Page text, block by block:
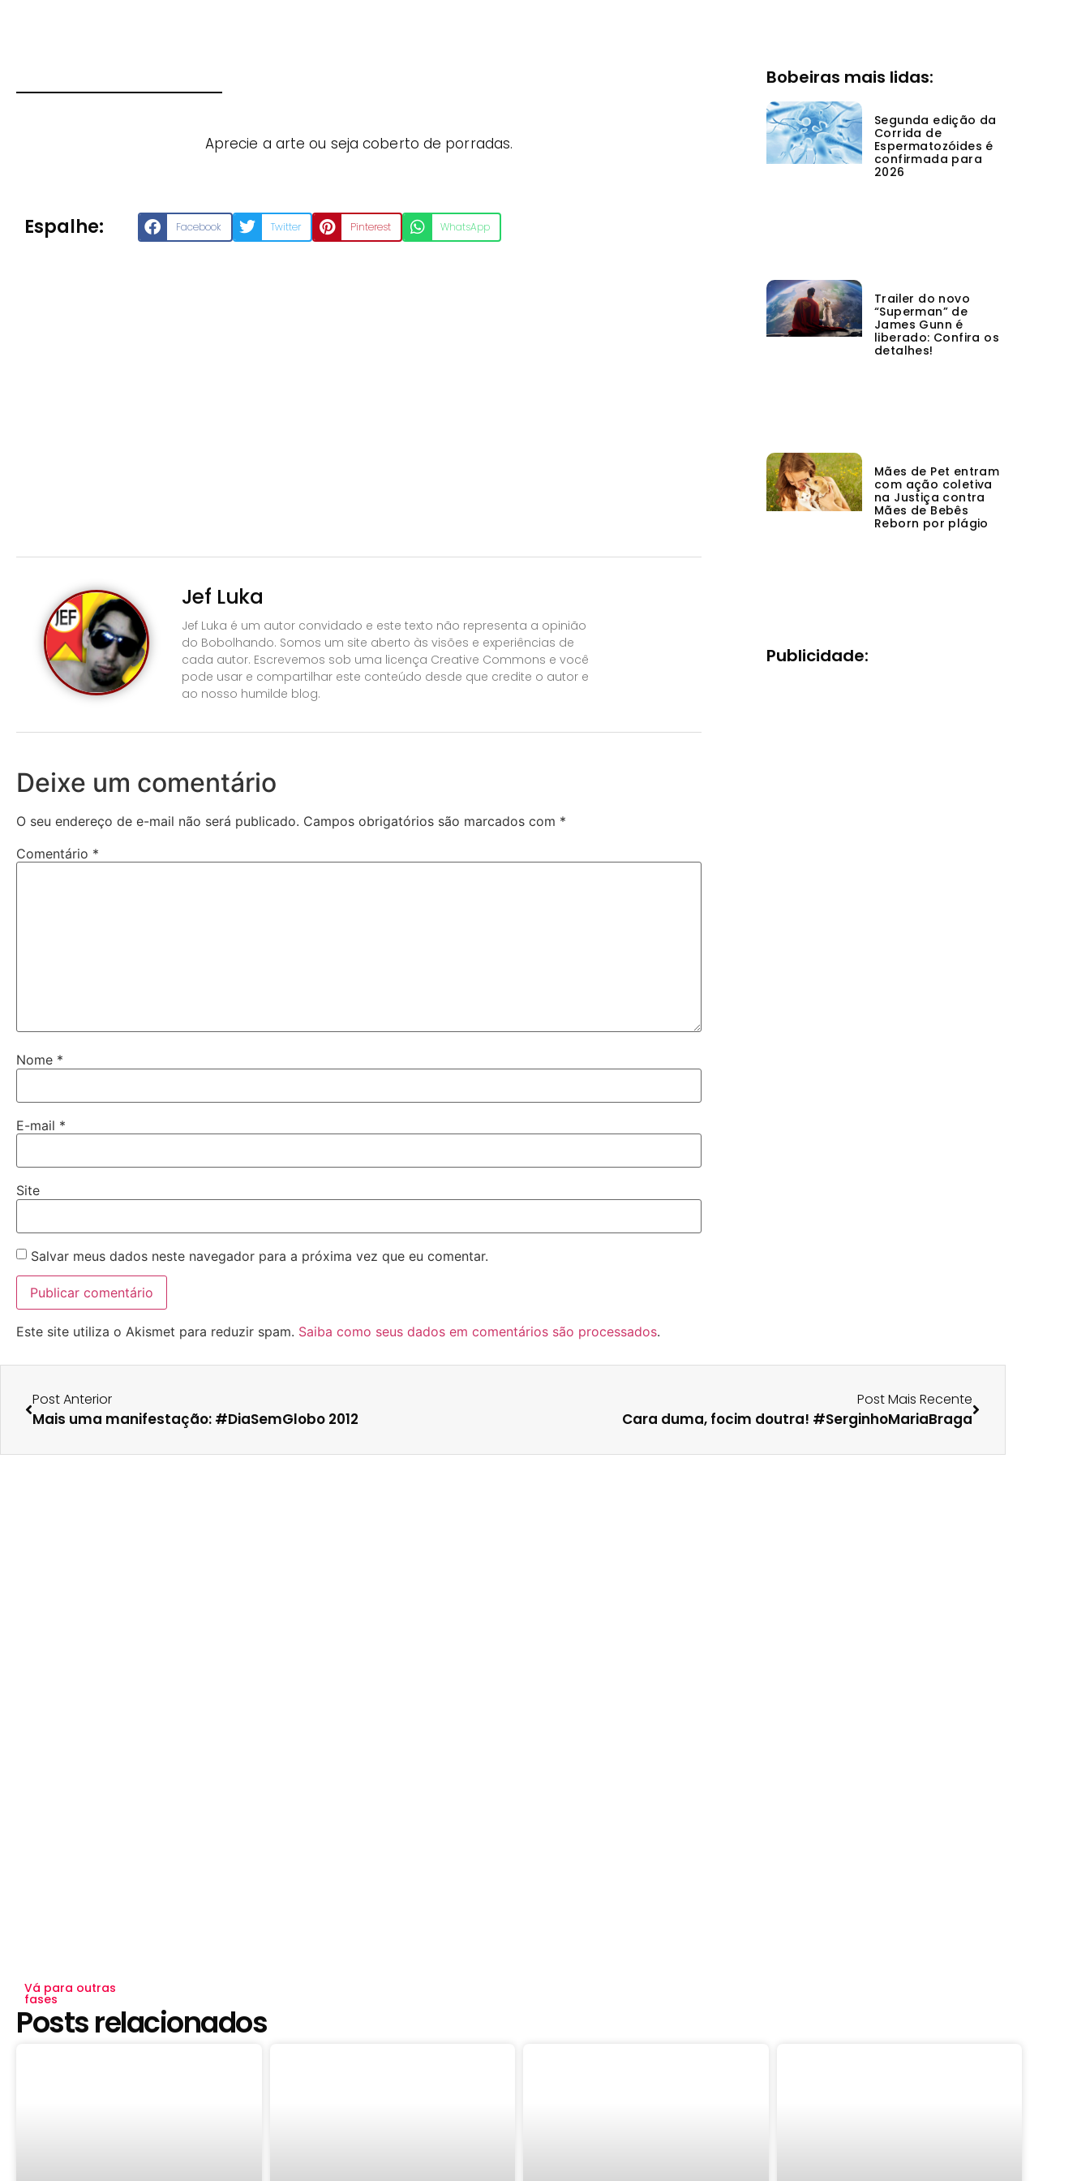
Aprecie a arte ou seja coberto de porradas.
Espalhe: Facebook Twitter Pinterest WhatsApp
Jef Luka
Jef Luka é um autor convidado e este texto não representa a opinião
do Bobolhando. Somos um site aberto às visões e experiências de
cada autor. Escrevemos sob uma licença Creative Commons e você
pode usar e compartilhar este conteúdo desde que credite o autor e
ao nosso humilde blog.
Deixe um comentário
O seu endereço de e-mail não será publicado. Campos obrigatórios são marcados com *
Comentário *
Nome *
E-mail *
Site
Salvar meus dados neste navegador para a próxima vez que eu comentar.
Este site utiliza o Akismet para reduzir spam. Saiba como seus dados em comentários são processados.
Bobeiras mais lidas:
Segunda edição da
Corrida de
Espermatozóides é
confirmada para
2026
Trailer do novo
“Superman” de
James Gunn é
liberado: Confira os
detalhes!
Mães de Pet entram
com ação coletiva
na Justiça contra
Mães de Bebês
Reborn por plágio
Publicidade:
Post Anterior
Mais uma manifestação: #DiaSemGlobo 2012
Post Mais Recente
Cara duma, focim doutra! #SerginhoMariaBraga
Vá para outras
fases
Posts relacionados